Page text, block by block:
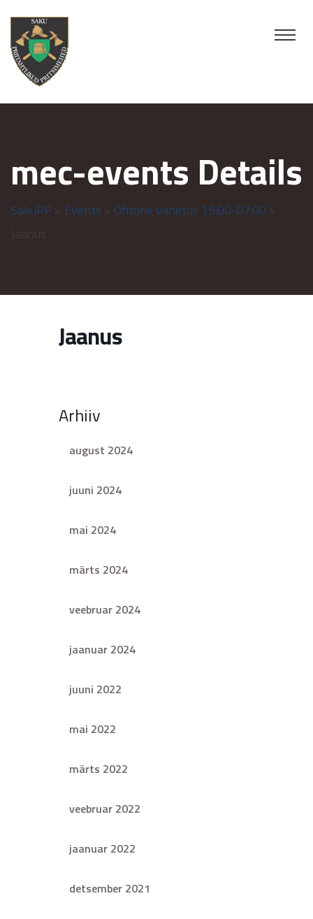
mec-events Details
SakuPP Events Õhtune vahetus 19:00-07:00
Jaanus
Arhiiv
august 2024
juuni 2024
mai 2024
märts 2024
veebruar 2024
jaanuar 2024
juuni 2022
mai 2022
märts 2022
veebruar 2022
jaanuar 2022
detsember 2021